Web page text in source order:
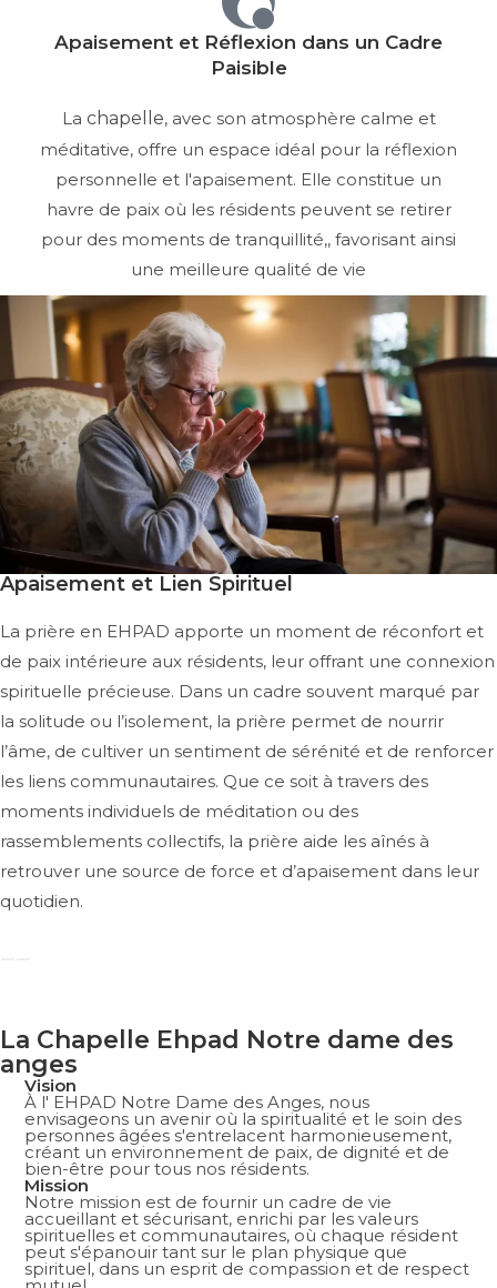
Apaisement et Réflexion dans un Cadre
Paisible
La chapelle, avec son atmosphère calme et
méditative, offre un espace idéal pour la réflexion
personnelle et l'apaisement. Elle constitue un
havre de paix où les résidents peuvent se retirer
pour des moments de tranquillité,, favorisant ainsi
une meilleure qualité de vie
Apaisement et Lien Spirituel
La prière en EHPAD apporte un moment de réconfort et
de paix intérieure aux résidents, leur offrant une connexion
spirituelle précieuse. Dans un cadre souvent marqué par
la solitude ou l’isolement, la prière permet de nourrir
l’âme, de cultiver un sentiment de sérénité et de renforcer
les liens communautaires. Que ce soit à travers des
moments individuels de méditation ou des
rassemblements collectifs, la prière aide les aînés à
retrouver une source de force et d’apaisement dans leur
quotidien.
La Chapelle Ehpad Notre dame des
anges
Vision
À l' EHPAD Notre Dame des Anges, nous
envisageons un avenir où la spiritualité et le soin des
personnes âgées s'entrelacent harmonieusement,
créant un environnement de paix, de dignité et de
bien-être pour tous nos résidents.
Mission
Notre mission est de fournir un cadre de vie
accueillant et sécurisant, enrichi par les valeurs
spirituelles et communautaires, où chaque résident
peut s'épanouir tant sur le plan physique que
spirituel, dans un esprit de compassion et de respect